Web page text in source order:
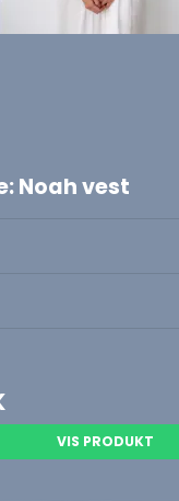
Noah vest
VIS PRODUKT